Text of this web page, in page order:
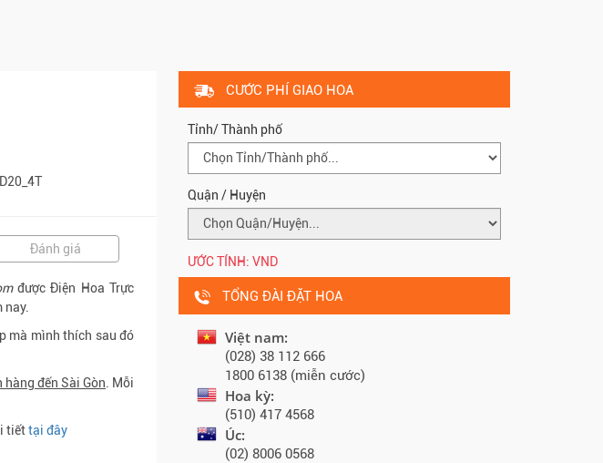
Đánh giá
được Điện Hoa Trực
nay.
mà mình thích sau đó
đến Sài Gòn . Mỗi
tiếttại đây
CƯỚC PHÍ GIAO HOA
Tỉnh/ Thành phố
Quận / Huyện
ƯỚC TÍNH: VND
TỔNG ĐÀI ĐẶT HOA
Việt nam:
(028) 38 112 666
1800 6138 (miễn cước)
Hoa kỳ:
(510) 417 4568
Úc:
(02) 8006 0568